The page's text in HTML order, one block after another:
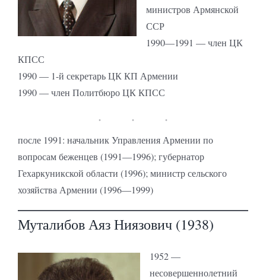
министров Армянской
ССР
1990—1991 — член ЦК
КПСС
1990 — 1-й секретарь ЦК КП Армении
1990 — член Политбюро ЦК КПСС
после 1991: начальник Управления Армении по
вопросам беженцев (1991—1996); губернатор
Гехаркуникской области (1996); министр сельского
хозяйства Армении (1996—1999)
Муталибов Аяз Ниязович (1938)
1952 —
несовершеннолетний